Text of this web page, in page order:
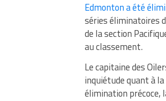
Edmonton a été
séries éliminatoires
de la section
au classement.
Le capitaine des
inquiétude quant à
élimination précoce,